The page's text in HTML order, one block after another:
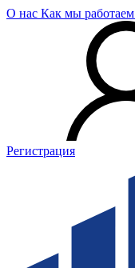
О нас Как мы работаем
Регистрация